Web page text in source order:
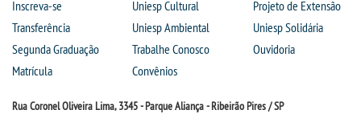
Inscreva-se
Transferência
Segunda Graduação
Matrícula
Uniesp Cultural
Uniesp Ambiental
Trabalhe Conosco
Convênios
Projeto de Extensão
Uniesp Solidária
Ouvidoria
Rua Coronel Oliveira Lima, 3345 - Parque Aliança - Ribeirão Pires / SP